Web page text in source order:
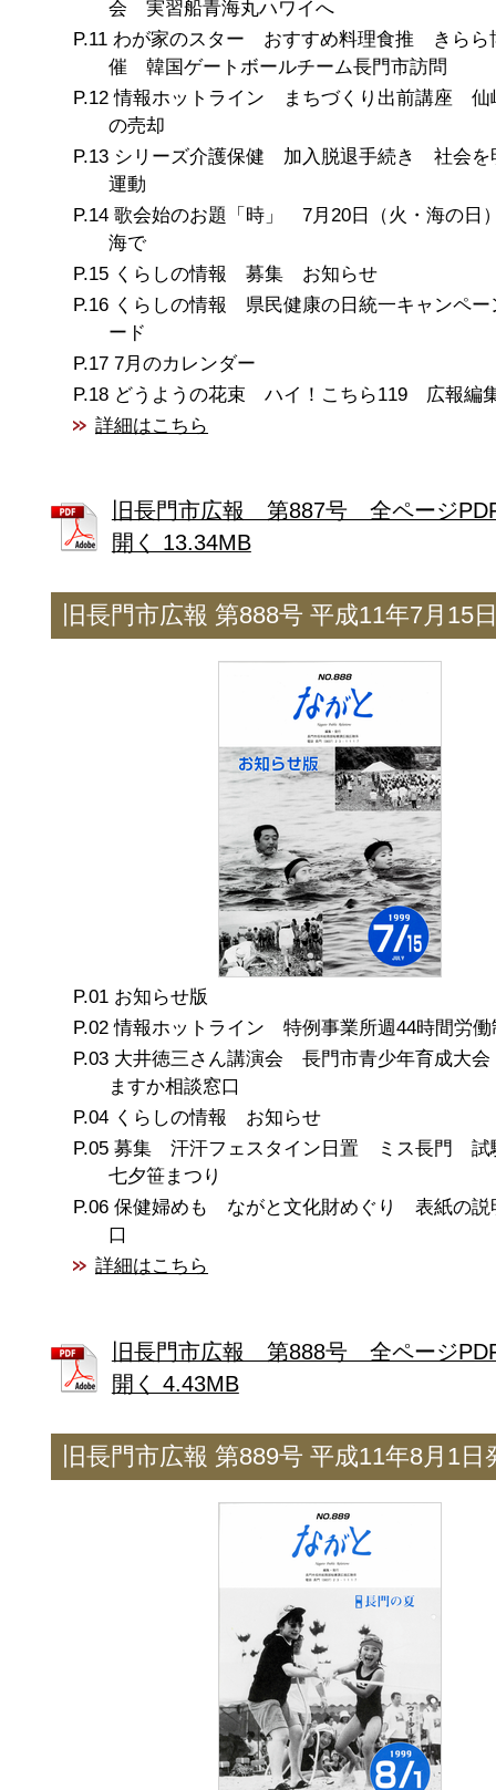
会 実習船青海丸ハワイへ
わが家のスター おすすめ料理食推 きらら
催 韓国ゲートボールチーム長門市訪問
情報ホットライン まちづくり出前講座 仙
の売却
シリーズ介護保健 加入脱退手続き 社会を
運動
歌会始のお題「時」 7月20日（火・海の日
海で
くらしの情報 募集 お知らせ
くらしの情報 県民健康の日統一キャンペー
ード
7月のカレンダー
どうようの花束 ハイ！こちら119 広報編
詳細はこちら
旧長門市広報 第887号 全ページ
開く 13.34MB
旧長門市広報 第888号 平成11年7月15
お知らせ版
情報ホットライン 特例事業所週44時間労働
大井徳三さん講演会 長門市青少年育成大
ますか相談窓口
くらしの情報 お知らせ
募集 汗汗フェスタイン日置 ミス長門
七夕笹まつり
保健婦めも ながと文化財めぐり 表紙の
口
詳細はこちら
旧長門市広報 第888号 全ページ
開く 4.43MB
旧長門市広報 第889号 平成11年8月1日